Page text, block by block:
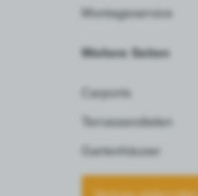
Montageservice
Weitere Seiten
Carports
Terrassendielen
Gartenhäuser